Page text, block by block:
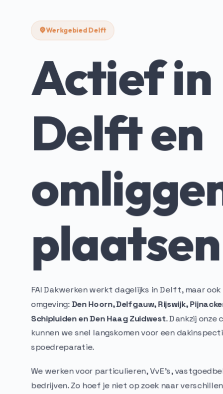
Werkgebied Delft
Actief in
Delft en
plaatsen
FAI Dakwerken werkt dagelijks in Delft, maar
omgeving:Den Hoorn, Delfgauw, Rijswijk,
Schipluiden en Den Haag Zuidwest. Dankzij
kunnen we snel langskomen voor een
spoedreparatie.
We werken voor particulieren, VvE’s,
bedrijven. Zo hoef je niet op zoek naar